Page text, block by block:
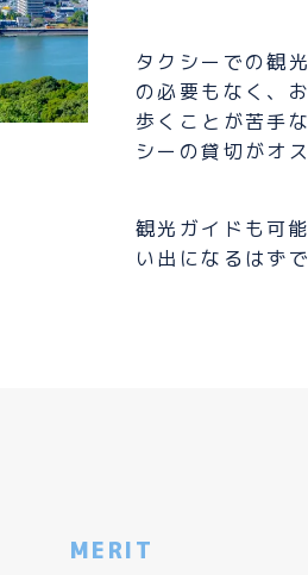
タクシーでの観
の必要もなく、
歩くことが苦手
シーの貸切がオ
観光ガイドも可
い出になるはずで
MERIT